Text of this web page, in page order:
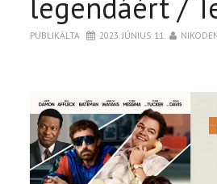
legendáért /
PUBLIKÁLTA 2023. JÚNIUS 11.